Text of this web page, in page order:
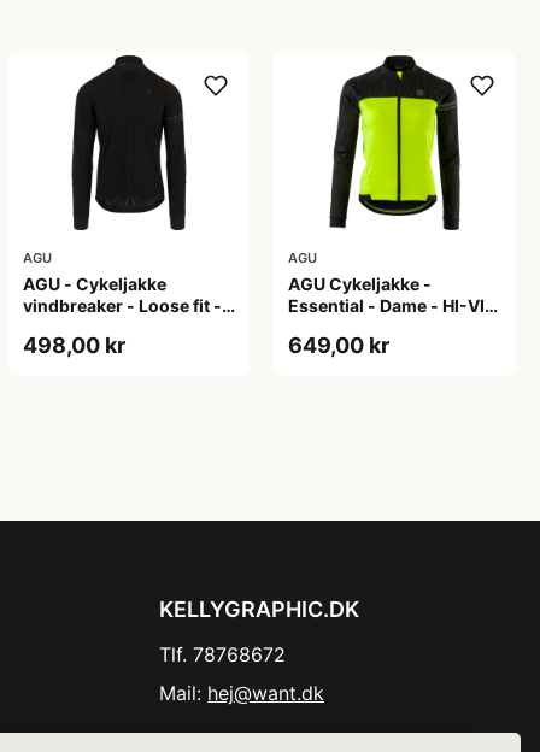
AGU
AGU - Cykeljakke
vindbreaker - Loose fit -
498,00 kr
AGU
AGU Cykeljakke -
Essential - Dame - HI-VIS
649,00 kr
KELLYGRAPHIC.DK
Tlf. 78768672
Mail: hej@want.dk